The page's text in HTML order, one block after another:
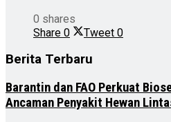
0 shares
Share 0 Tweet 0
Berita Terbaru
Barantin dan FAO Perkuat
Ancaman Penyakit Hewan